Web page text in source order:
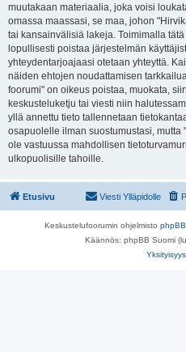
muutakaan materiaalia, joka voisi
omassa maassasi, se maa, johon
tai kansainvälisiä lakeja. Toimimalla
lopullisesti poistaa järjestelmän
yhteydentarjoajaasi otetaan yhteyttä.
näiden ehtojen noudattamisen
foorumi" on oikeus poistaa, muokata,
keskusteluketju tai viesti niin
yllä annettu tieto tallennetaan
osapuolelle ilman suostumustasi, mutta
ole vastuussa mahdollisen
ulkopuolisille tahoille.
Etusivu Viesti Ylläpidolle
Keskustelufoorumin ohjelmisto phpBB
Käännös: phpBB Suomi
Yksityisyys